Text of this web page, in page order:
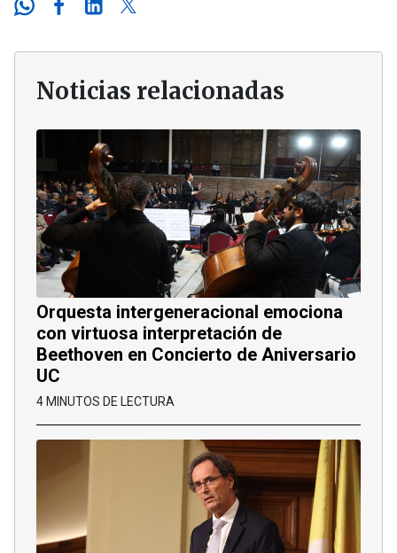
Noticias relacionadas
Orquesta intergeneracional emociona
con virtuosa interpretación de
Beethoven en Concierto de Aniversario
UC
4 MINUTOS DE LECTURA